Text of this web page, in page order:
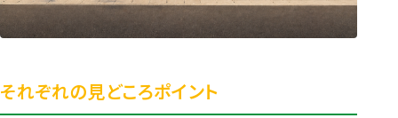
それぞれの見どころポイント